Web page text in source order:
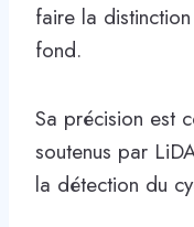
faire la
fond.
Sa précision est
soutenus par
la détection du